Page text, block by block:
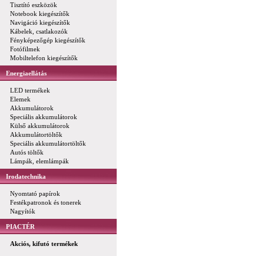
Tisztító eszközök
Notebook kiegészítők
Navigáció kiegészítők
Kábelek, csatlakozók
Fényképezőgép kiegészítők
Fotófilmek
Mobiltelefon kiegészítők
Energiaellátás
LED termékek
Elemek
Akkumulátorok
Speciális akkumulátorok
Külső akkumulátorok
Akkumulátortöltők
Speciális akkumulátortöltők
Autós töltők
Lámpák, elemlámpák
Irodatechnika
Nyomtató papírok
Festékpatronok és tonerek
Nagyítók
PIACTÉR
Akciós, kifutó termékek